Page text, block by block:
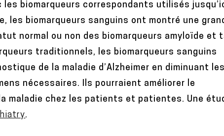
biomarqueurs correspondants utilisés
les biomarqueurs sanguins ont montré une
normal ou non des biomarqueurs amyloïde et
traditionnels, les biomarqueurs sanguins
de la maladie d’Alzheimer en diminuant les
nécessaires. Ils pourraient améliorer le
maladie chez les patients et patientes. Une
.